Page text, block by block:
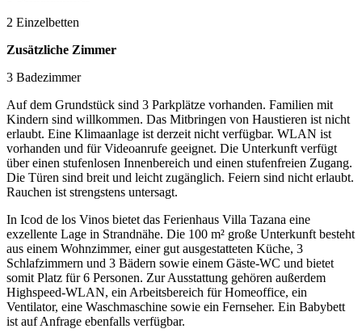
2 Einzelbetten
Zusätzliche Zimmer
3 Badezimmer
Auf dem Grundstück sind 3 Parkplätze vorhanden. Familien mit
Kindern sind willkommen. Das Mitbringen von Haustieren ist nicht
erlaubt. Eine Klimaanlage ist derzeit nicht verfügbar. WLAN ist
vorhanden und für Videoanrufe geeignet. Die Unterkunft verfügt
über einen stufenlosen Innenbereich und einen stufenfreien Zugang.
Die Türen sind breit und leicht zugänglich. Feiern sind nicht erlaubt.
Rauchen ist strengstens untersagt.
In Icod de los Vinos bietet das Ferienhaus Villa Tazana eine
exzellente Lage in Strandnähe. Die 100 m² große Unterkunft besteht
aus einem Wohnzimmer, einer gut ausgestatteten Küche, 3
Schlafzimmern und 3 Bädern sowie einem Gäste-WC und bietet
somit Platz für 6 Personen. Zur Ausstattung gehören außerdem
Highspeed-WLAN, ein Arbeitsbereich für Homeoffice, ein
Ventilator, eine Waschmaschine sowie ein Fernseher. Ein Babybett
ist auf Anfrage ebenfalls verfügbar.